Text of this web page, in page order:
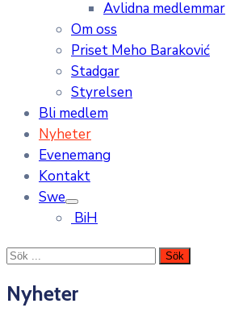
Avlidna medlemmar
Om oss
Priset Meho Baraković
Stadgar
Styrelsen
Bli medlem
Nyheter
Evenemang
Kontakt
Swe
BiH
Nyheter